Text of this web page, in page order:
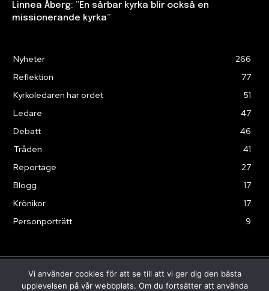
Linnea Åberg: ”En sårbar kyrka blir också en
missionerande kyrka”
Nyheter
266
Reflektion
77
Kyrkoledaren har ordet
51
Ledare
47
Debatt
46
Tråden
41
Reportage
27
Blogg
17
Krönikor
17
Personporträtt
9
© Sändaren 2025
Vi använder cookies för att se till att vi ger dig den bästa
upplevelsen på vår webbplats. Om du fortsätter att använda